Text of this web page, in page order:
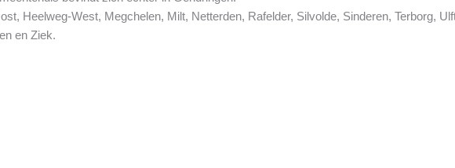
Heelweg-West, Megchelen, Milt, Netterden, Rafelder, Silvolde, Sinderen, Terborg,
en Ziek.